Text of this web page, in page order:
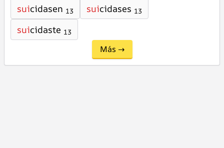
suicidasen 13 suicidases 13
suicidaste 13
Más →